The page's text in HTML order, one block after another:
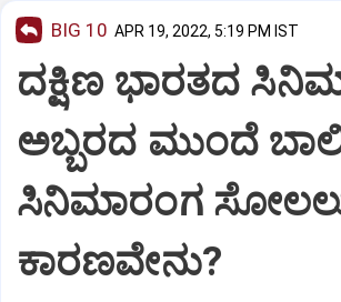
BIG 10 APR 19, 2022, 5:19 PM IST
ದಕ್ಷಿಣ ಭಾರತದ
ಅಬ್ಬರದ ಮುಂದೆ
ಸಿನಿಮಾರಂಗ
ಕಾರಣವೇನು?